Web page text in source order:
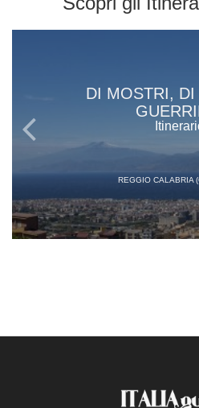
DI MOSTRI, DI
REGGIO CALABRIA